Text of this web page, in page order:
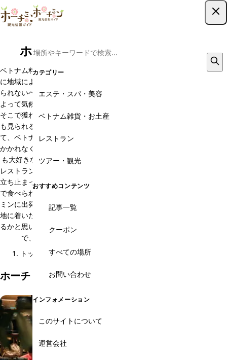
カテゴリー
エステ・スパ・美容
ベトナム雑貨・お土産
レストラン
ツアー・観光
おすすめコンテンツ
記事一覧
クーポン
すべての場所
お問い合わせ
インフォメーション
このサイトについて
運営会社
ホーチミンのベトナム料理を知る
ベトナム料理は知れば知るほど奥が深いことが分かります。日本のよう
に地域によって異なる郷土料理を持つため、旅先では、そこでしか食べ
られないベトナムグルメも楽しみにできます。また、ベトナムは場所に
よって気候が異なり、温暖から熱帯の気候を体感することができます。
そこで獲れる特産物にも違いは見られ、果物一つ挙げてみても、日本で
も見られる果物から、南国特有のフルーツまで種類は非常に豊富。そし
て、ベトナム旅行で欠かせないのが屋台グルメ。日本では滅多にお目に
かかれなくなった屋台も、ここベトナムではまだまだ現役。ベトナム人
も大好きな屋台のB級グルメは、どれも日本人の舌に合うものばかり。
レストランのメニューには載っていない料理ばかりなので、見つけたら
立ち止まって試食してみましょう。当項目では、ベトナム（主に南部）
で食べられる料理に関して、旅行者向けに情報をご紹介します。ホーチ
ミンに出発する前に、こちらのベトナム料理情報をご確認ください。現
地に着いたときに、「何をどこで食べればいいのか」がご理解いただけ
るかと思います。効率的な旅プランに一役買ってくれるかと思いますの
で、当記事により充実した旅の一助になれれば幸いです。
トップ
基本情報ベトナム料理を知る
ホーチミン・ベトナム料理を知るのおすすめ記事